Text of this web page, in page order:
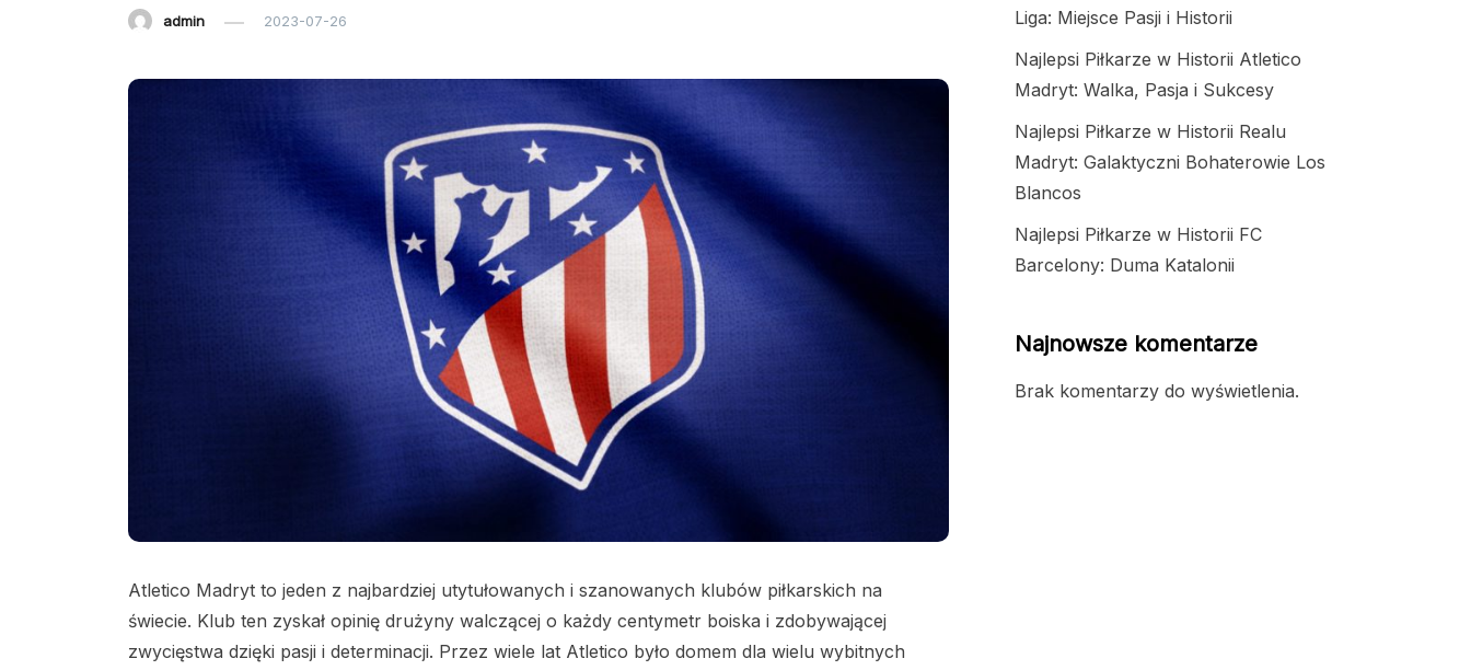
admin 2023-07-26
Atletico Madryt to jeden z najbardziej utytułowanych i szanowanych klubów piłkarskich na
świecie. Klub ten zyskał opinię drużyny walczącej o każdy centymetr boiska i zdobywającej
zwycięstwa dzięki pasji i determinacji. Przez wiele lat Atletico było domem dla wielu wybitnych
Liga: Miejsce Pasji i Historii
Najlepsi Piłkarze w Historii Atletico
Madryt: Walka, Pasja i Sukcesy
Najlepsi Piłkarze w Historii Realu
Madryt: Galaktyczni Bohaterowie Los
Blancos
Najlepsi Piłkarze w Historii FC
Barcelony: Duma Katalonii
Najnowsze komentarze
Brak komentarzy do wyświetlenia.